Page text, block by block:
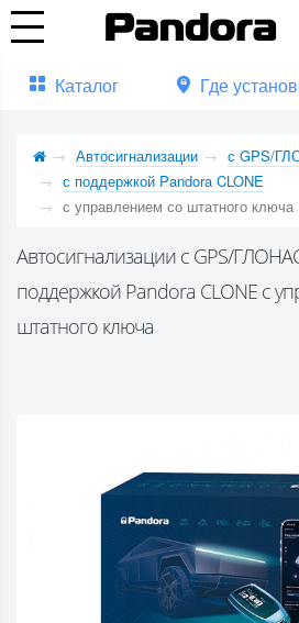
Каталог Где
Автосигнализации
с GPS/
с поддержкой Pandora CLONE
с управлением со штатного ключа
Автосигнализации с GPS/
поддержкой Pandora CLONE с
штатного ключа